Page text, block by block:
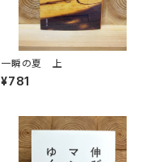
一瞬の夏 上
¥781